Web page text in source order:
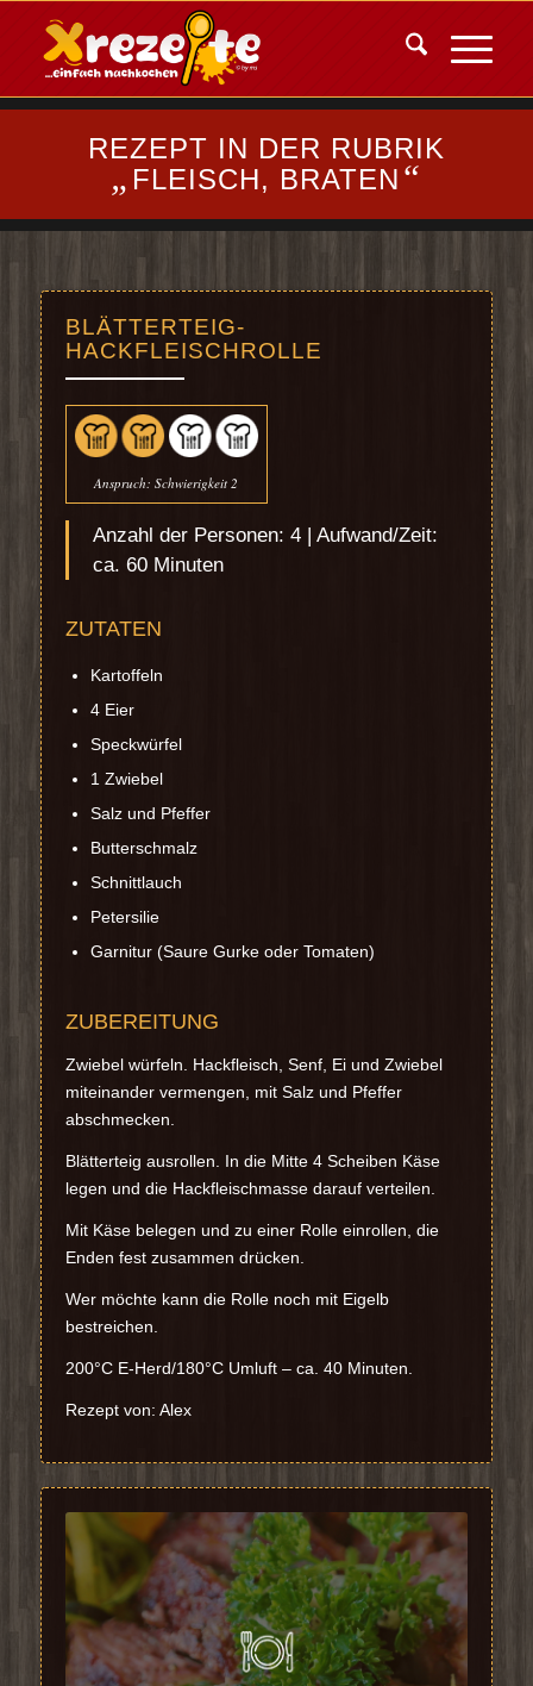
REZEPT IN DER RUBRIK
„ FLEISCH, BRATEN “
BLÄTTERTEIG-
HACKFLEISCHROLLE
Anspruch: Schwierigkeit 2
Anzahl der Personen: 4 | Aufwand/Zeit:
ca. 60 Minuten
ZUTATEN
Kartoffeln
4 Eier
Speckwürfel
1 Zwiebel
Salz und Pfeffer
Butterschmalz
Schnittlauch
Petersilie
Garnitur (Saure Gurke oder Tomaten)
ZUBEREITUNG
Zwiebel würfeln. Hackfleisch, Senf, Ei und Zwiebel
miteinander vermengen, mit Salz und Pfeffer
abschmecken.
Blätterteig ausrollen. In die Mitte 4 Scheiben Käse
legen und die Hackfleischmasse darauf verteilen.
Mit Käse belegen und zu einer Rolle einrollen, die
Enden fest zusammen drücken.
Wer möchte kann die Rolle noch mit Eigelb
bestreichen.
200°C E-Herd/180°C Umluft – ca. 40 Minuten.
Rezept von: Alex